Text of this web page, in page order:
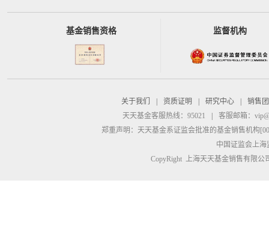
基金销售资格 监督机构
关于我们 资质证明 研究中心
销售
天天基金客服热线：95021
客服邮箱：
郑重声明： 天天基金系证监会批准的基金销售机构
中国证监会上
CopyRight 上海天天基金销售有限